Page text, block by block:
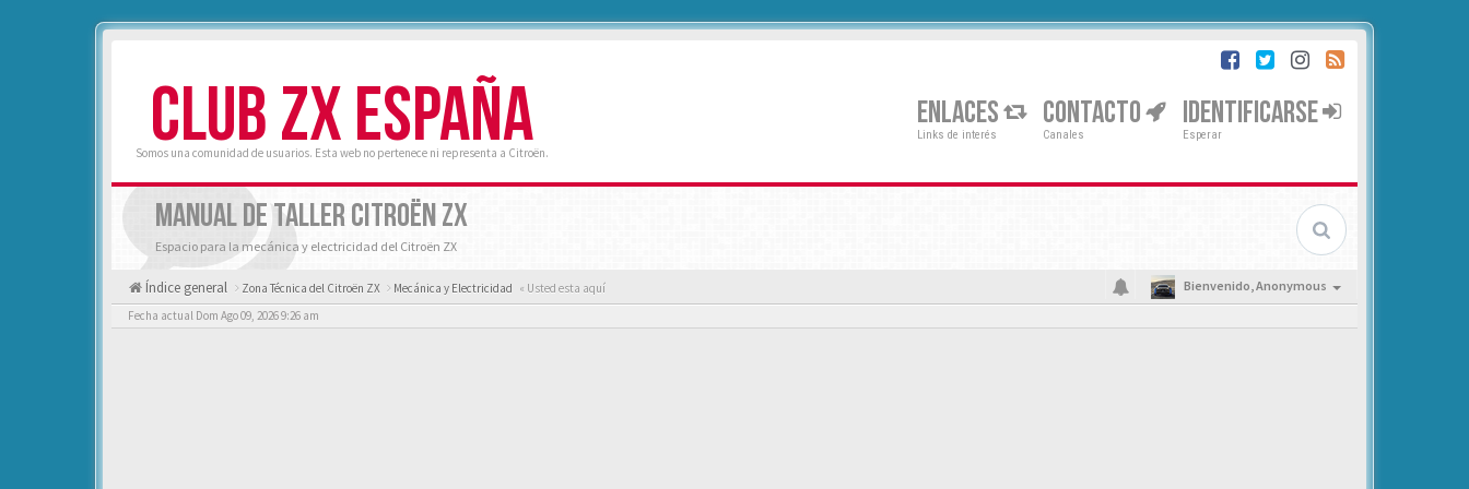
CLUB ZX ESPAÑA
Somos una comunidad de usuarios. Esta web no pertenece ni representa a Citroën.
ENLACES
Links de interés
CONTACTO
Canales
IDENTIFICARSE
Esperar
MANUAL DE TALLER CITROËN ZX
Espacio para la mecánica y electricidad del Citroën ZX
Índice general Zona Técnica del Citroën ZX Mecánica y Electricidad « Usted esta aquí Bienvenido,Anonymous
Fecha actual Dom Ago 09, 2026 9:26 am